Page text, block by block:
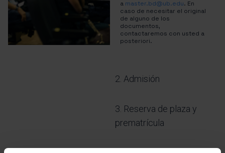
a master.bd@ub.edu. En
caso de necesitar el original
de alguno de los
documentos,
contactaremos con usted a
posteriori.
2. Admisión
3. Reserva de plaza y
prematrícula